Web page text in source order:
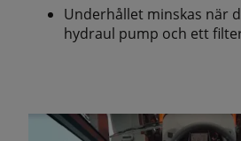
Underhållet minskas när
hydraul pump och ett